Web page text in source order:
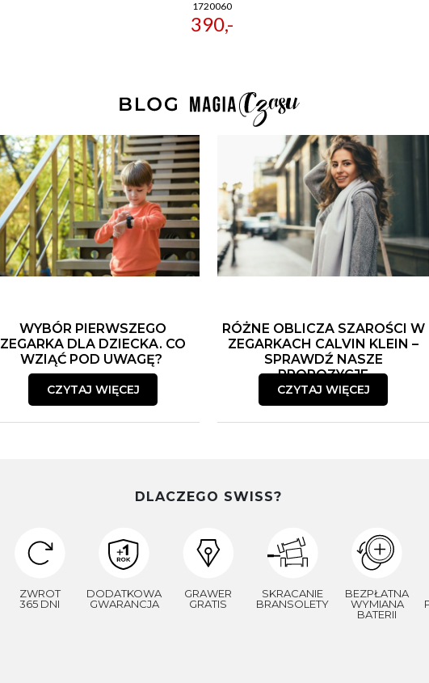
1720060
390,-
WYBÓR PIERWSZEGO
ZEGARKA DLA DZIECKA. CO
WZIĄĆ POD UWAGĘ?
CZYTAJ WIĘCEJ
RÓŻNE OBLICZA SZAROŚCI W
ZEGARKACH CALVIN KLEIN –
SPRAWDŹ NASZE
PROPOZYCJE
CZYTAJ WIĘCEJ
DLACZEGO SWISS?
ZWROT
365 DNI
DODATKOWA
GWARANCJA
GRAWER
GRATIS
SKRACANIE
BRANSOLETY
BEZPŁATNA
WYMIANA
BATERII